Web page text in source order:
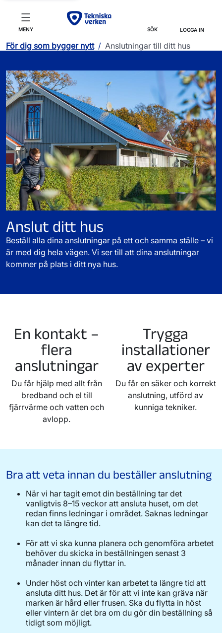
MENY SÖK LOGGA IN
För dig som bygger nytt / Anslutningar till ditt hus
Anslut ditt hus
Beställ alla dina anslutningar på ett och samma ställe – vi
är med dig hela vägen. Vi ser till att dina anslutningar
kommer på plats i ditt nya hus.
En kontakt –
flera
anslutningar
Du får hjälp med allt från
bredband och el till
fjärrvärme och vatten och
avlopp.
Trygga
installationer
av experter
Du får en säker och korrekt
anslutning, utförd av
kunniga tekniker.
Bra att veta innan du beställer anslutning
När vi har tagit emot din beställning tar det
vanligtvis 8–15 veckor att ansluta huset, om det
redan finns ledningar i området. Saknas ledningar
kan det ta längre tid.
För att vi ska kunna planera och genomföra arbetet
behöver du skicka in beställningen senast 3
månader innan du flyttar in.
Under höst och vinter kan arbetet ta längre tid att
ansluta ditt hus. Det är för att vi inte kan gräva när
marken är hård eller frusen. Ska du flytta in höst
eller vintern är det bra om du gör din beställning så
tidigt som möjligt.